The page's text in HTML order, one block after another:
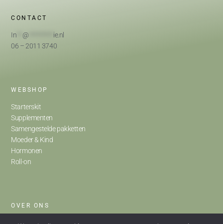
CONTACT
In @
ie.nl
06 – 2011 3740
WEBSHOP
Starterskit
Supplementen
Samengestelde pakketten
Moeder & Kind
Hormonen
Roll-on
OVER ONS
Home